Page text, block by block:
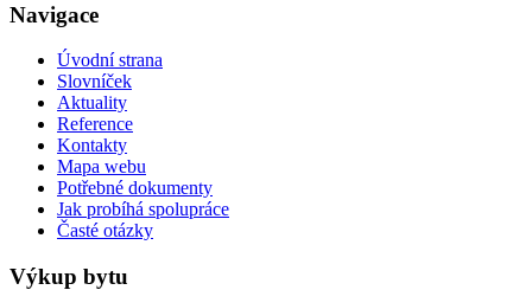
Navigace
Úvodní strana
Slovníček
Aktuality
Reference
Kontakty
Mapa webu
Potřebné dokumenty
Jak probíhá spolupráce
Časté otázky
Výkup bytu